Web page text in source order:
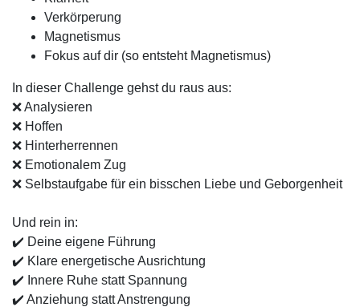
Verkörperung
Magnetismus
Fokus auf dir (so entsteht Magnetismus)
In dieser Challenge gehst du raus aus:
❌ Analysieren
❌ Hoffen
❌ Hinterherrennen
❌ Emotionalem Zug
❌ Selbstaufgabe für ein bisschen Liebe und Geborgenheit
Und rein in:
✔️ Deine eigene Führung
✔️ Klare energetische Ausrichtung
✔️ Innere Ruhe statt Spannung
✔️ Anziehung statt Anstrengung